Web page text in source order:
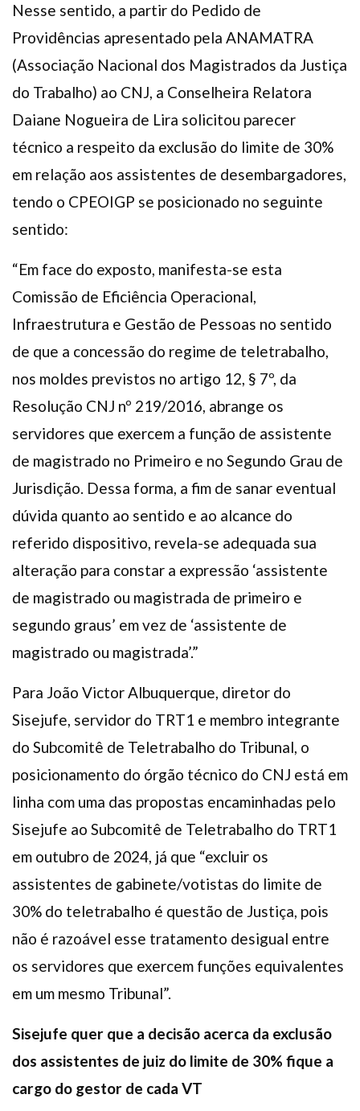
Nesse sentido, a partir do Pedido de
Providências apresentado pela ANAMATRA
(Associação Nacional dos Magistrados da Justiça
do Trabalho) ao CNJ, a Conselheira Relatora
Daiane Nogueira de Lira solicitou parecer
técnico a respeito da exclusão do limite de 30%
em relação aos assistentes de desembargadores,
tendo o CPEOIGP se posicionado no seguinte
sentido:
“Em face do exposto, manifesta-se esta
Comissão de Eficiência Operacional,
Infraestrutura e Gestão de Pessoas no sentido
de que a concessão do regime de teletrabalho,
nos moldes previstos no artigo 12, § 7º, da
Resolução CNJ nº 219/2016, abrange os
servidores que exercem a função de assistente
de magistrado no Primeiro e no Segundo Grau de
Jurisdição. Dessa forma, a fim de sanar eventual
dúvida quanto ao sentido e ao alcance do
referido dispositivo, revela-se adequada sua
alteração para constar a expressão ‘assistente
de magistrado ou magistrada de primeiro e
segundo graus’ em vez de ‘assistente de
magistrado ou magistrada’.”
Para João Victor Albuquerque, diretor do
Sisejufe, servidor do TRT1 e membro integrante
do Subcomitê de Teletrabalho do Tribunal, o
posicionamento do órgão técnico do CNJ está em
linha com uma das propostas encaminhadas pelo
Sisejufe ao Subcomitê de Teletrabalho do TRT1
em outubro de 2024, já que “excluir os
assistentes de gabinete/votistas do limite de
30% do teletrabalho é questão de Justiça, pois
não é razoável esse tratamento desigual entre
os servidores que exercem funções equivalentes
em um mesmo Tribunal”.
Sisejufe quer que a decisão acerca da exclusão
dos assistentes de juiz do limite de 30% fique a
cargo do gestor de cada VT